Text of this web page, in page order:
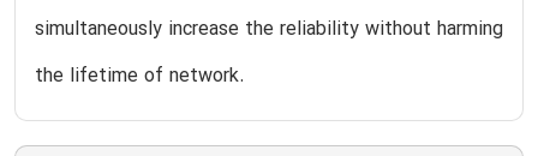
simultaneously increase the reliability without harming
the lifetime of network.